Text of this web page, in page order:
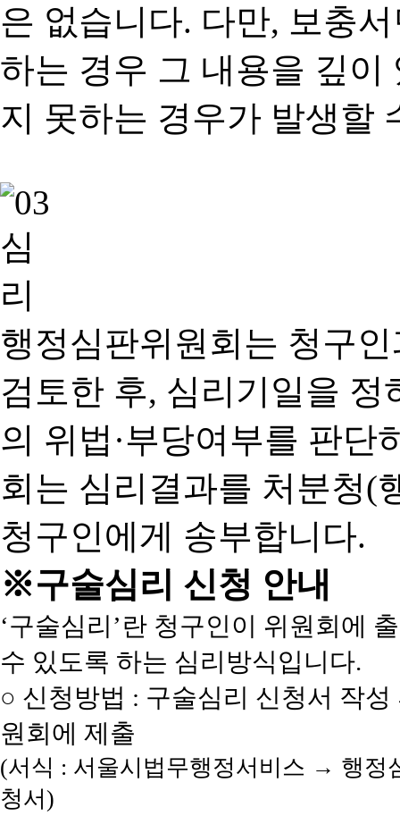
은 없습니다. 다만, 보충
하는 경우 그 내용을 깊이
지 못하는 경우가 발생할
행정심판위원회는 청구
검토한 후, 심리기일을 정
의 위법·부당여부를 판단
회는 심리결과를 처분청(
청구인에게 송부합니다.
※구술심리 신청 안내
‘구술심리’란 청구인이 위원회에
수 있도록 하는 심리방식입니다.
○ 신청방법 : 구술심리 신청서 작
원회에 제출
(서식 : 서울시법무행정서비스 → 행
청서)